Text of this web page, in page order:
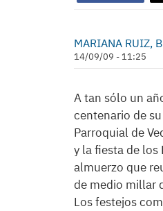
MARIANA RUIZ,
14/09/09 - 11:25
A tan sólo un
centenario de
Parroquial de
y la fiesta de los
almuerzo que
de medio millar
Los festejos